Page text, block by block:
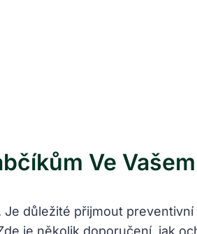
Ve
Je důležité přijmout
je několik doporučení, jak